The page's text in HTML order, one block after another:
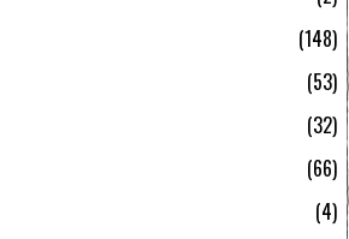
148
53
32
66
4